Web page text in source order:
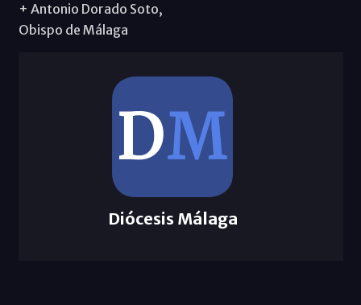
+ Antonio Dorado Soto,
Obispo de Málaga
Diócesis Málaga